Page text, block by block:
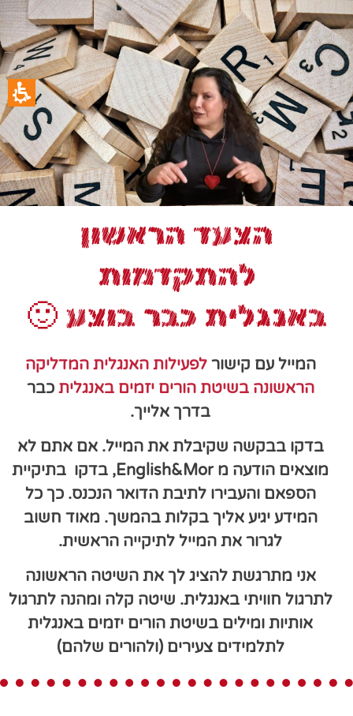
הצעד הראשון
להתקדמות
באנגלית כבר בוצע 🙂
המייל עם קישורלפעילות האנגלית המדליקה
הראשונה בשיטת הורים יזמים באנגליתכבר
בדרך אלייך.
בדקו בבקשה שקיבלת את המייל. אם אתם לא
מוצאים הודעה מEnglish&Mor
, בדקו בתיקיית
הספאם והעבירו לתיבת הדואר הנכנס.כך כל
המידע יגיע אליך בקלות בהמשך. מאוד חשוב
לגרור את המייל לתיקייה הראשית.
אני מתרגשת להציג לך את השיטה הראשונה
לתרגול חוויתי באנגלית. שיטה קלה ומהנה לתרגול
אותיות ומילים בשיטת הורים יזמים באנגלית
לתלמידים צעירים (ולהורים שלהם)